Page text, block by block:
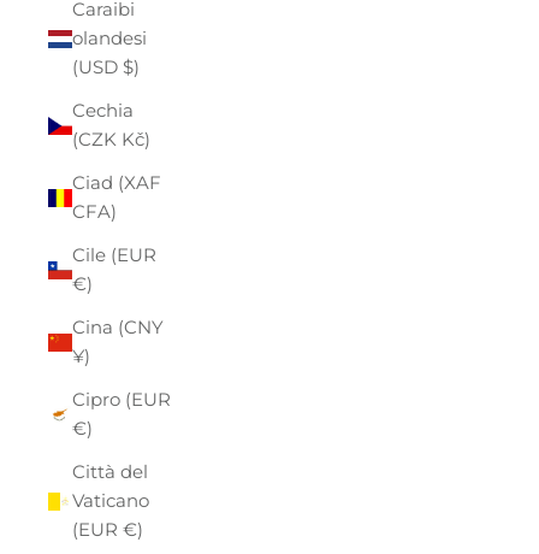
Caraibi
olandesi
(USD $)
Cechia
(CZK Kč)
Ciad (XAF
CFA)
Cile (EUR
€)
Cina (CNY
¥)
Cipro (EUR
€)
Città del
Vaticano
(EUR €)